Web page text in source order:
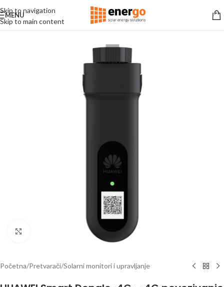
Skip to navigation
Skip to main content
MENU
Početna/Pretvarači/Solarni monitori i upravljanje